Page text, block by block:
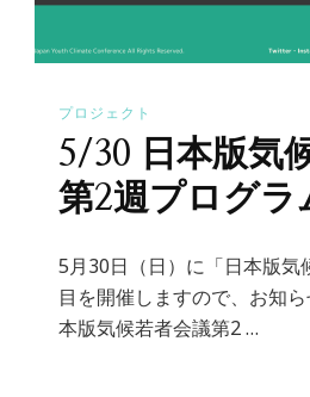
プロジェクト
5/30 日本版気
第2週プログラ
5月30日（日）に「日本版気
目を開催しますので、お知
本版気候若者会議第2 …